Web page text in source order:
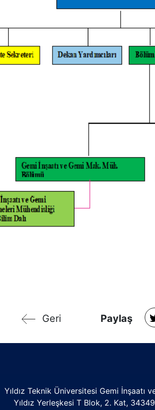
Geri Paylaş
Yıldız Teknik Üniversitesi Gemi İnşaatı
Yıldız Yerleşkesi T Blok, 2. Kat,